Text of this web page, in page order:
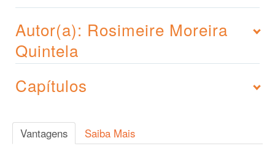
Autor(a): Rosimeire Moreira
Quintela
Capítulos
Vantagens Saiba Mais